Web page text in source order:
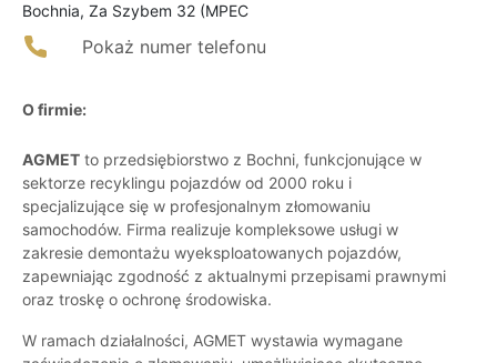
Bochnia, Za Szybem 32 (MPEC
Pokaż numer telefonu
O firmie:
AGMET to przedsiębiorstwo z Bochni, funkcjonujące w
sektorze recyklingu pojazdów od 2000 roku i
specjalizujące się w profesjonalnym złomowaniu
samochodów. Firma realizuje kompleksowe usługi w
zakresie demontażu wyeksploatowanych pojazdów,
zapewniając zgodność z aktualnymi przepisami prawnymi
oraz troskę o ochronę środowiska.
W ramach działalności, AGMET wystawia wymagane